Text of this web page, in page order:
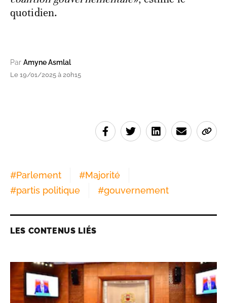
quotidien.
Par Amyne Asmlal
Le 19/01/2025 à 20h15
#Parlement #Majorité
#partis politique #gouvernement
LES CONTENUS LIÉS